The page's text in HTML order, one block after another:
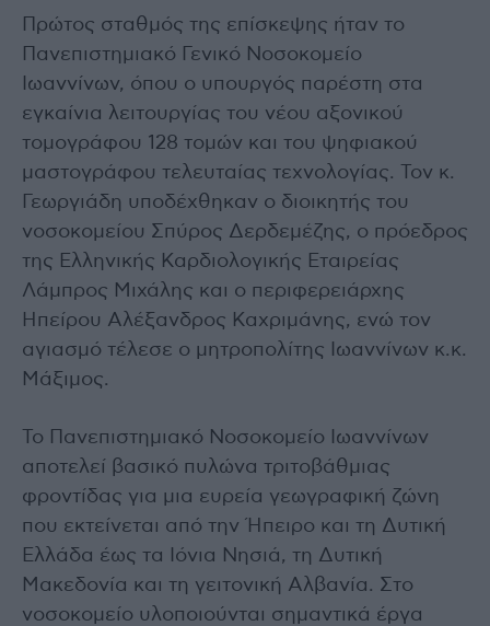
Πρώτος σταθμός της επίσκεψης ήταν το
Πανεπιστημιακό Γενικό Νοσοκομείο
Ιωαννίνων, όπου ο υπουργός παρέστη στα
εγκαίνια λειτουργίας του νέου αξονικού
τομογράφου 128 τομών και του ψηφιακού
μαστογράφου τελευταίας τεχνολογίας. Τον κ.
Γεωργιάδη υποδέχθηκαν ο διοικητής του
νοσοκομείου Σπύρος Δερδεμέζης, ο πρόεδρος
της Ελληνικής Καρδιολογικής Εταιρείας
Λάμπρος Μιχάλης και ο περιφερειάρχης
Ηπείρου Αλέξανδρος Καχριμάνης, ενώ τον
αγιασμό τέλεσε ο μητροπολίτης Ιωαννίνων κ.κ.
Μάξιμος.
Το Πανεπιστημιακό Νοσοκομείο Ιωαννίνων
αποτελεί βασικό πυλώνα τριτοβάθμιας
φροντίδας για μια ευρεία γεωγραφική ζώνη
που εκτείνεται από την Ήπειρο και τη Δυτική
Ελλάδα έως τα Ιόνια Νησιά, τη Δυτική
Μακεδονία και τη γειτονική Αλβανία. Στο
νοσοκομείο υλοποιούνται σημαντικά έργα